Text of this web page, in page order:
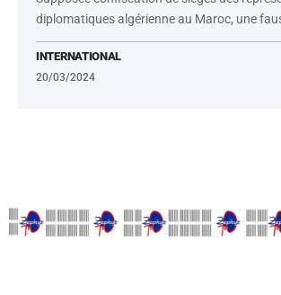
diplomatiques algérienne au Maroc, une
INTERNATIONAL
20/03/2024